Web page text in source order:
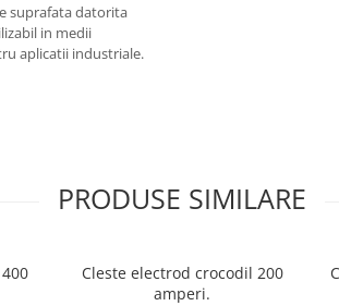
suprafata datorita
in medii
aplicatii industriale.
PRODUSE SIMILARE
Cleste electrod crocodil 200
amperi.